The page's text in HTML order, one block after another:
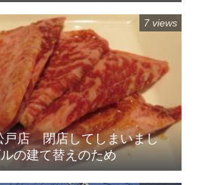
戸店 閉店してしまいまし
の建て替えのため
7 views